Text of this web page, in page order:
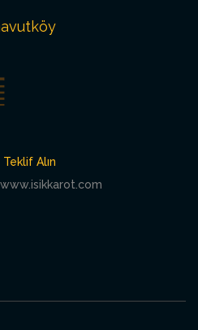
Teklif Alın
www.isikkarot.com